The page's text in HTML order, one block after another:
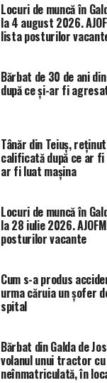
Locuri de muncă în
la 4 august 2026.
lista posturilor
Bărbat de 30 de ani
după ce și-ar fi
Tânăr din Teiuș,
calificată după ce ar
ar fi luat mașina
Locuri de muncă în
la 28 iulie 2026.
posturilor vacante
Cum s-a produs
urma căruia un șofer
spital
Bărbat din Galda de
volanul unui tractor
neînmatriculată, în